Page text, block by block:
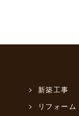
新築工事
リフォーム